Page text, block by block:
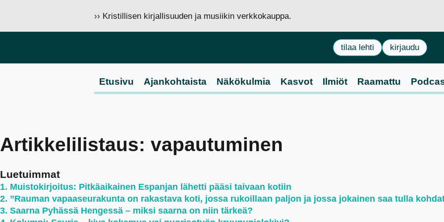
›› Kristillisen kirjallisuuden ja musiikin verkkokauppa.
tilaa lehti kirjaudu
Etusivu Ajankohtaista Näkökulmia Kasvot Ilmiöt Raamattu
Artikkelilistaus: vapautuminen
Luetuimmat
Muistokirjoitus: Pitkäaikainen Espanjan lähetti pääsi taivaan kotiin
”Rauman vapaaseurakunta on rakastava koti, jossa rukoillaan paljon ja jossa jokainen saa tulla
Saarna Pyhässä Hengessä – miksi saarna on niin tärkeä?